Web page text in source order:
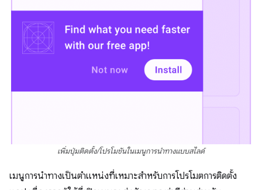
เพิ่มปุ่มติดตั้ง/โปรโมชันในเมนูการนำทางแบบสไลด์
เมนูการนำทางเป็นตำแหน่งที่เหมาะสำหรับการโปรโมตการติดตั้ง